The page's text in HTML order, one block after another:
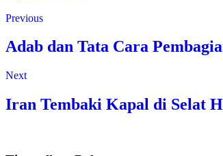
Previous
Adab dan Tata Cara
Next
Iran Tembaki Kapal di Selat